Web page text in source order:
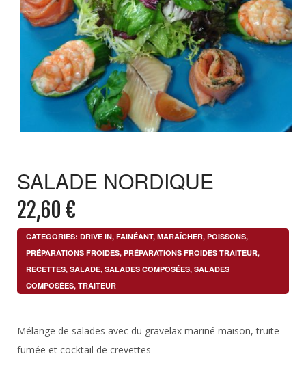
SALADE NORDIQUE
22,60 €
CATEGORIES: DRIVE IN, FAINÉANT, MARAÎCHER, POISSONS,
PRÉPARATIONS FROIDES, PRÉPARATIONS FROIDES TRAITEUR,
RECETTES, SALADE, SALADES COMPOSÉES, SALADES
COMPOSÉES, TRAITEUR
Mélange de salades avec du gravelax mariné maison, truite
fumée et cocktail de crevettes